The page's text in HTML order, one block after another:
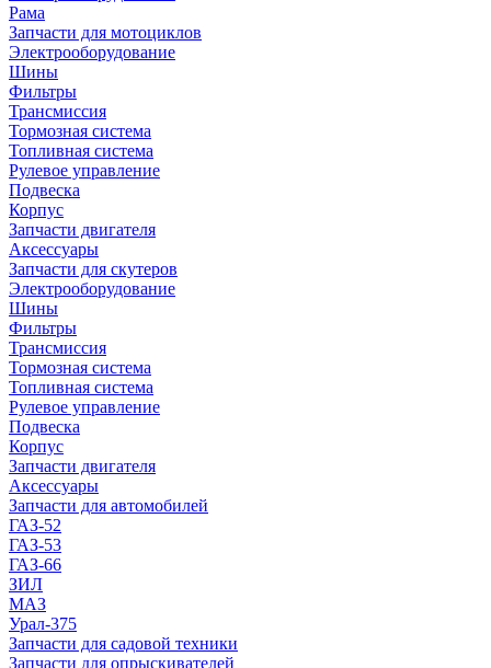
Рама
Запчасти для мотоциклов
Электрооборудование
Шины
Фильтры
Трансмиссия
Тормозная система
Топливная система
Рулевое управление
Подвеска
Корпус
Запчасти двигателя
Аксессуары
Запчасти для скутеров
Электрооборудование
Шины
Фильтры
Трансмиссия
Тормозная система
Топливная система
Рулевое управление
Подвеска
Корпус
Запчасти двигателя
Аксессуары
Запчасти для автомобилей
ГАЗ-52
ГАЗ-53
ГАЗ-66
ЗИЛ
МАЗ
Урал-375
Запчасти для садовой техники
Запчасти для опрыскивателей